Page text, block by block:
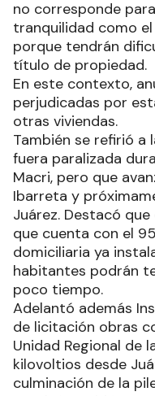
no corresponde
tranquilidad como
porque tendrán
título de propiedad.
En este contexto,
perjudicadas por
otras viviendas.
También se refirió a
fuera paralizada
Macri, pero que
Ibarreta y
Juárez. Destacó
que cuenta con el
domiciliaria ya
habitantes podrán
poco tiempo.
Adelantó además
de licitación obras
Unidad Regional de
kilovoltios desde
culminación de la